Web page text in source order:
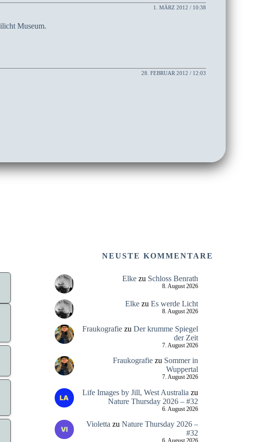
1. MÄRZ 2012 / 10:38
Museum.
28. FEBRUAR 2012 / 12:03
NEUSTE KOMMENTARE
Elkezu Schloss Benrath
8. August 2026
Elkezu Es werde Licht
8. August 2026
Fraukografiezu Der krumme Spiegel
der Zeit
7. August 2026
Fraukografiezu Sommer in
Wuppertal
7. August 2026
Life Images by Jill, West Australia zu
Nature Thursday 2026 – #32
6. August 2026
Violettazu Nature Thursday 2026 –
#32